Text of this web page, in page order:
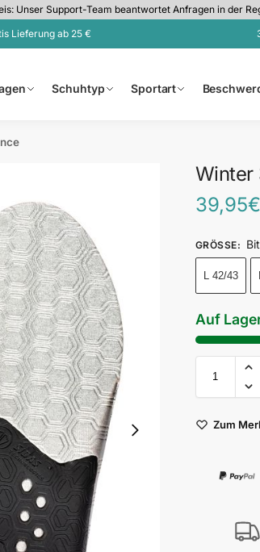
Unser Support-Team beantwortet Anfragen in der
Lieferung ab 25 €
Schuhtyp Sportart
Winter
39,95€
GRÖSSE :
L 42/43
Auf
Zum